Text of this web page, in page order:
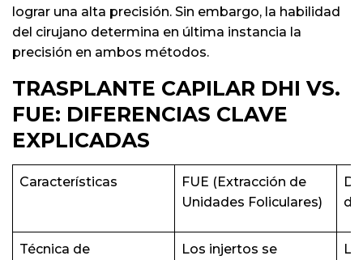
lograr una alta precisión. Sin embargo, la habilidad
del cirujano determina en última instancia la
precisión en ambos métodos.
TRASPLANTE CAPILAR DHI VS.
FUE: DIFERENCIAS CLAVE
EXPLICADAS
Características
FUE (Extracción de
Unidades Foliculares)
Técnica de
Los injertos se